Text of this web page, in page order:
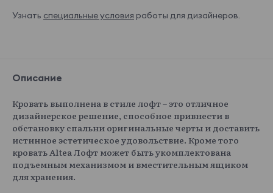
Узнать специальные условия работы для дизайнеров.
Описание
Кровать выполнена в стиле лофт – это отличное
дизайнерское решение, способное привнести в
обстановку спальни оригинальные черты и доставить
истинное эстетическое удовольствие. Кроме того
кровать Altea Лофт может быть укомплектована
подъемным механизмом и вместительным ящиком
для хранения.